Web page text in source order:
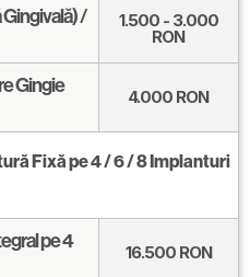
/
1.500 - 3.000
RON
Gingie
4.000 RON
Fixă pe 4 / 6 / 8 Implanturi
pe 4
16.500 RON